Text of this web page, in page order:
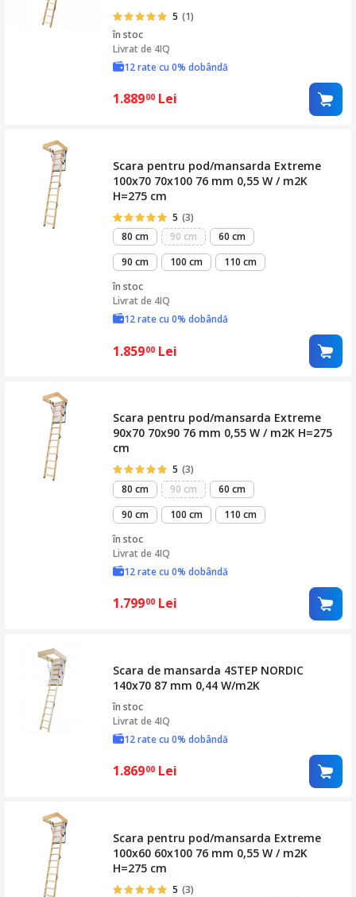
5 (1)
în stoc
Livrat de 4IQ
12 rate cu 0% dobândă
1.88900 Lei
Scara pentru pod/mansarda Extreme
100x70 70x100 76 mm 0,55 W / m2K
H=275 cm
5 (3)
80 cm
90 cm
60 cm
90 cm
100 cm
110 cm
în stoc
Livrat de 4IQ
12 rate cu 0% dobândă
1.85900 Lei
Scara pentru pod/mansarda Extreme
90x70 70x90 76 mm 0,55 W / m2K H=275
cm
5 (3)
80 cm
90 cm
60 cm
90 cm
100 cm
110 cm
în stoc
Livrat de 4IQ
12 rate cu 0% dobândă
1.79900 Lei
Scara de mansarda 4STEP NORDIC
140x70 87 mm 0,44 W/m2K
în stoc
Livrat de 4IQ
12 rate cu 0% dobândă
1.86900 Lei
Scara pentru pod/mansarda Extreme
100x60 60x100 76 mm 0,55 W / m2K
H=275 cm
5 (3)